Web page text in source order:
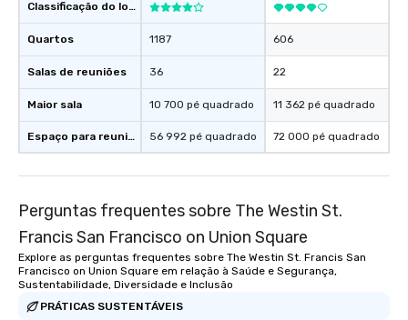
Classificação do local
Quartos
Salas de reuniões
Maior sala
Espaço para reuniões
1187
36
10 700 pé quadrado
56 992 pé quadrado
606
22
11 362 pé quadrado
72 000 pé quadrado
Perguntas frequentes sobre The Westin St.
Francis San Francisco on Union Square
Explore as perguntas frequentes sobre The Westin St. Francis San
Francisco on Union Square em relação à Saúde e Segurança,
Sustentabilidade, Diversidade e Inclusão
PRÁTICAS SUSTENTÁVEIS